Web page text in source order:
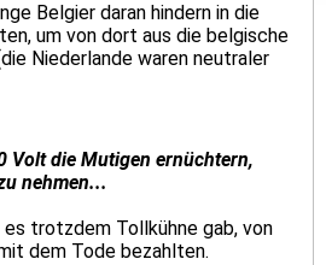
Belgier daran hindern in die
um von dort aus die belgische
Niederlande waren neutraler
Volt die Mutigen ernüchtern,
nehmen...
es trotzdem Tollkühne gab, von
dem Tode bezahlten.